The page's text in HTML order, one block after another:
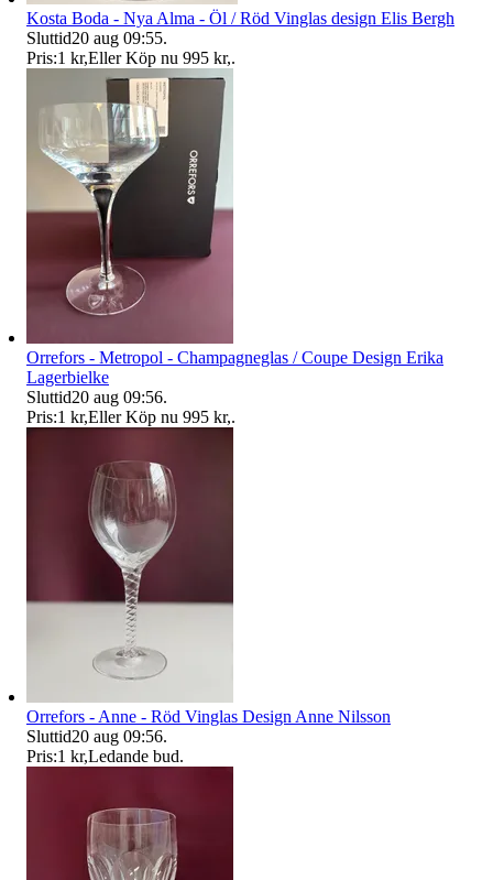
Kosta Boda - Nya Alma - Öl / Röd Vinglas design Elis Bergh
Sluttid20 aug 09:55.
Pris:1 kr,Eller Köp nu 995 kr,.
Orrefors - Metropol - Champagneglas / Coupe Design Erika
Lagerbielke
Sluttid20 aug 09:56.
Pris:1 kr,Eller Köp nu 995 kr,.
Orrefors - Anne - Röd Vinglas Design Anne Nilsson
Sluttid20 aug 09:56.
Pris:1 kr,Ledande bud.